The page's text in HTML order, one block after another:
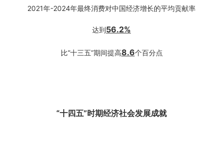
2021年-2024年最终消费对中国经济增长的平均贡献率
达到56.2%
比“十三五”期间提高8.6个百分点
“十四五”时期经济社会发展成就